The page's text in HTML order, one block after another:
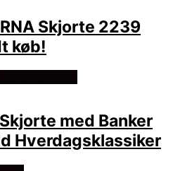
Skjorte 2239
køb!
er:
med Banker
Hverdagsklassiker